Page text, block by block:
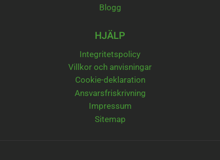
Blogg
HJÄLP
Integritetspolicy
Villkor och anvisningar
Cookie-deklaration
Ansvarsfriskrivning
Impressum
Sitemap